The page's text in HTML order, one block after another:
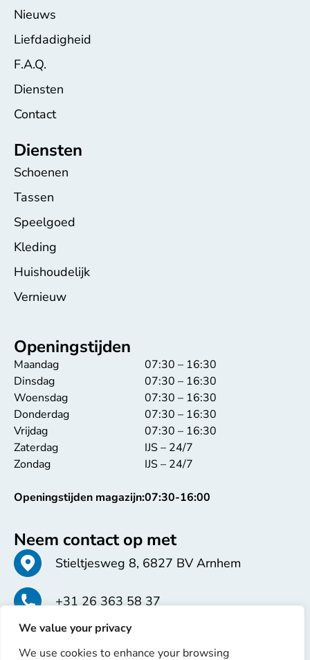
We value your privacy
We use cookies to enhance your browsing
Nieuws
Liefdadigheid
F.A.Q.
Diensten
Contact
Diensten
Schoenen
Tassen
Speelgoed
Kleding
Huishoudelijk
Vernieuw
Openingstijden
Maandag
Dinsdag
Woensdag
Donderdag
Vrijdag
Zaterdag
Zondag
Openingstijden magazijn:
07:30 – 16:30
07:30 – 16:30
07:30 – 16:30
07:30 – 16:30
07:30 – 16:30
IJS – 24/7
IJS – 24/7
07:30-16:00
Neem contact op met
Stieltjesweg 8, 6827 BV Arnhem
+31 26 363 58 37
info@erren.com